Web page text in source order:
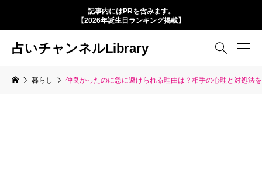
記事内にはPRを含みます。
【2026年誕生日ランキング掲載】
占いチャンネルLibrary 
暮らし 仲良かったのに急に避けられる理由は？相手の心理と対処法